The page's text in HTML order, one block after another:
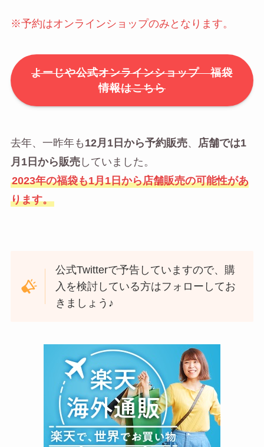
※予約はオンラインショップのみとなります。
よーじや公式オンラインショップ 福袋
情報はこちら
去年、一昨年も 12月1日から予約販売、
店舗では1
月1日から販売していました。
2023年の福袋も1月1日から店舗販売の可能性があ
ります。
公式Twitterで予告していますので、購
入を検討している方はフォローしてお
きましょう♪